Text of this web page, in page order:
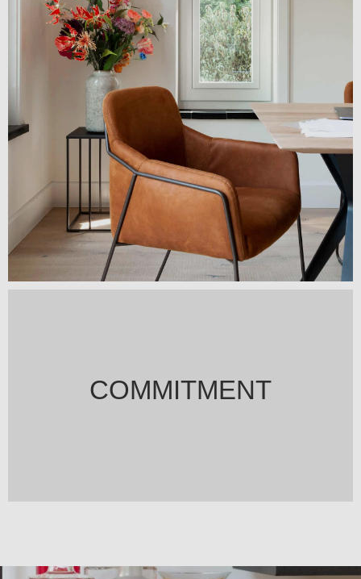
Lorem ipsum dolor sit amet, consectetur adipiscing elit. Ut
elit tellus, luctus nec ullamcorper mattis, pulvinar dapibus
Lorem ipsum dolor sit amet, consectetur adipiscing elit. Ut
elit tellus, luctus nec ullamcorper mattis, pulvinar dapibus
Lorem ipsum dolor sit amet, consectetur adipiscing elit. Ut
elit tellus, luctus nec ullamcorper mattis, pulvinar dapibus
Lorem ipsum dolor sit amet, consectetur adipiscing elit. Ut
elit tellus, luctus nec ullamcorper mattis, pulvinar dapibus
leo.
COMMITMENT